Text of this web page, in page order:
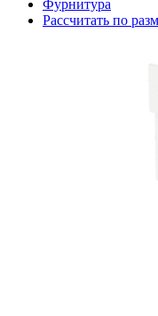
Фурнитура
Рассчитать по